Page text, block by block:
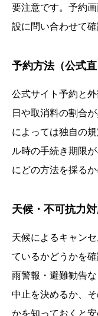
要注意です。予約
設に問い合わせて確
予約方法（公式
公式サイト予約と
日や取消料の割合
によっては独自の
ル時の手続き期限
にどの方法を採る
天候・不可抗力
天候によるキャン
ているかどうかを
雨警報・避難勧告
中止を決めるか、
かを知っておくと